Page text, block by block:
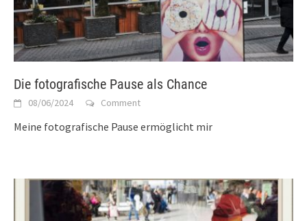
Die fotografische Pause als Chance
08/06/2024 Comment
Meine fotografische Pause ermöglicht mir